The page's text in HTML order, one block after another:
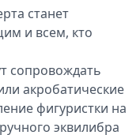
станет
и всем, кто
сопровождать
акробатические
фигуристки на
эквилибра